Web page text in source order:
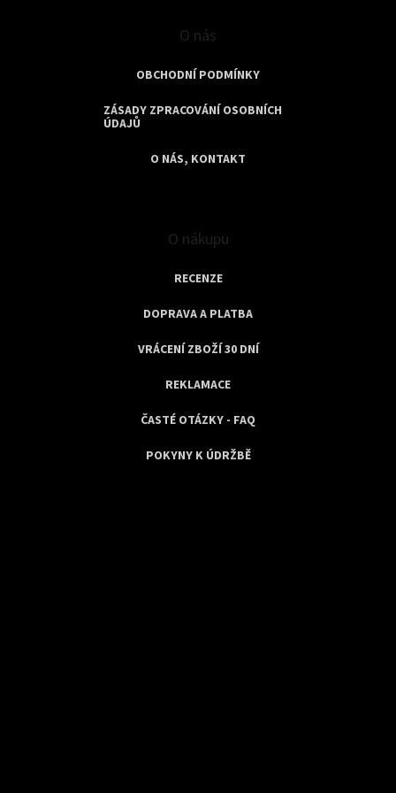
O nás
OBCHODNÍ PODMÍNKY
ZÁSADY ZPRACOVÁNÍ OSOBNÍCH
ÚDAJŮ
O NÁS, KONTAKT
O nákupu
RECENZE
DOPRAVA A PLATBA
VRÁCENÍ ZBOŽÍ 30 DNÍ
REKLAMACE
ČASTÉ OTÁZKY - FAQ
POKYNY K ÚDRŽBĚ